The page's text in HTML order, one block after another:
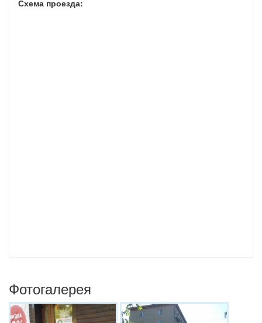
Схема проезда:
Фотогалерея